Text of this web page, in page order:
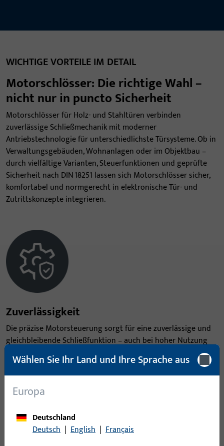
WICHTIGE VORTEILE IM DETAIL
Motorschlösser: Die richtige Wahl –
nicht nur in puncto Sicherheit
Motorschlösser für Holz- und Stahltüren verbinden
zuverlässige Schließmechanik mit moderner
Antriebstechnologie für unterschiedlichste Türsysteme. Ob in
Verwaltungsgebäuden, Wohnanlagen oder im Objektbau –
durch vielfältige Varianten, Steuerfunktionen und geprüfte
Sicherheit nach DIN 18251 lassen sich Motorschlösser sicher,
komfortabel und normgerecht in elektronische Tür- und
Zutrittskonzepte integrieren.
Zuverlässigkeit
Die präzise Motorsteuerung sorgt für eine zuverlässige und
gleichbleibende Schließfunktion – auch bei hoher Nutzung
und wechselnden Anforderungen. Ideal für automatisierte
Türsysteme im Objekt- und Verwaltungsbau.
Wählen Sie Ihr Land und Ihre Sprache aus
Europa
Deutschland
Deutsch | English | Français